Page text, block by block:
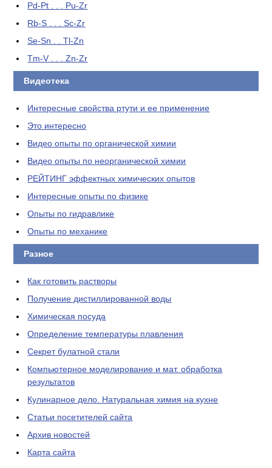
Pd-Pt . . . Pu-Zr
Rb-S . . . Sc-Zr
Se-Sn . . Tl-Zn
Tm-V . . . Zn-Zr
Видеотека
Интересные свойства ртути и ее применение
Это интересно
Видео опыты по органической химии
Видео опыты по неорганической химии
РЕЙТИНГ эффектных химических опытов
Интересные опыты по физике
Опыты по гидравлике
Опыты по механике
Разное
Как готовить растворы
Получение дистиллированной воды
Химическая посуда
Определение температуры плавления
Секрет булатной стали
Компьютерное моделирование и мат. обработка
результатов
Кулинарное дело. Натуральная химия на кухне
Статьи посетителей сайта
Архив новостей
Карта сайта